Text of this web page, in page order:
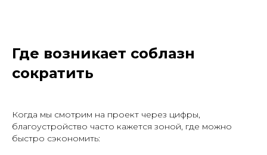
Где возникает соблазн
сократить
Когда мы смотрим на проект через цифры,
благоустройство часто кажется зоной, где можно
быстро сэкономить: